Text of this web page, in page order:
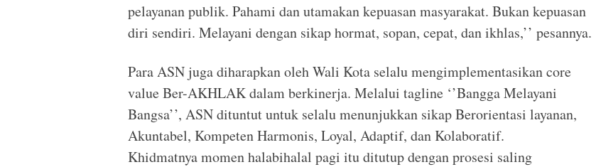
pelayanan publik. Pahami dan utamakan kepuasan masyarakat. Bukan kepuasan
diri sendiri. Melayani dengan sikap hormat, sopan, cepat, dan ikhlas,’’ pesannya.
Para ASN juga diharapkan oleh Wali Kota selalu mengimplementasikan core
value Ber-AKHLAK dalam berkinerja. Melalui tagline ‘’Bangga Melayani
Bangsa’’, ASN dituntut untuk selalu menunjukkan sikap Berorientasi layanan,
Akuntabel, Kompeten Harmonis, Loyal, Adaptif, dan Kolaboratif.
Khidmatnya momen halabihalal pagi itu ditutup dengan prosesi saling